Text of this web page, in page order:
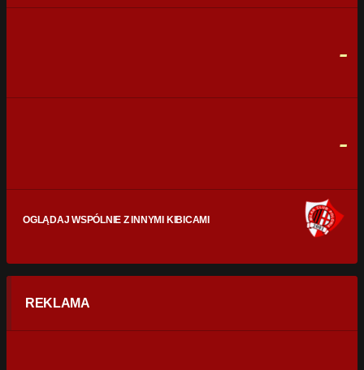
-
-
OGLĄDAJ WSPÓLNIE Z INNYMI KIBICAMI
REKLAMA